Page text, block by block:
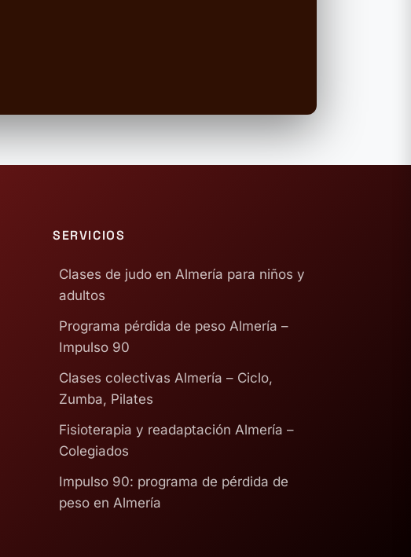
SERVICIOS
Clases de judo en Almería para niños y
adultos
Programa pérdida de peso Almería –
Impulso 90
Clases colectivas Almería – Ciclo,
Zumba, Pilates
Fisioterapia y readaptación Almería –
Colegiados
Impulso 90: programa de pérdida de
peso en Almería